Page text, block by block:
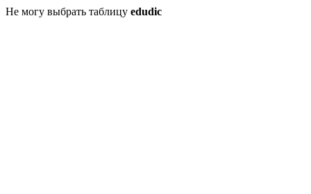
Не могу выбрать таблицу edudic